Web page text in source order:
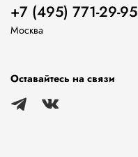
+7 (495) 771-29-95
Москва
Оставайтесь на связи